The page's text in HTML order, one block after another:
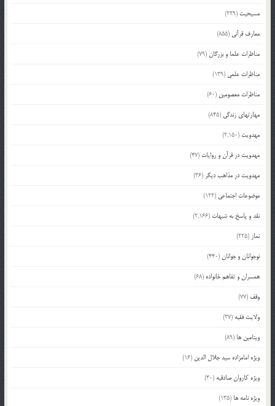
مسیحیت (229)
معارف قرآنی (855)
مناظرات علما و بزرگان (79)
مناظرات علمی (139)
مناظرات معصومین (60)
مهارتهای زندگی (845)
مهدویت (2,150)
مهدویت در قرآن و روایات (47)
مهدویت در مذاهب دیگر (36)
موضوعات اجتماعی (122)
نقد و پاسخ به شبهات (2,166)
نماز (225)
نوجوانان و جوانان (440)
همسران و تفاهم خانواده (68)
وقف (77)
ولایت فقیه (37)
ویتامین ها (89)
ویژه امامزاده سید جلال الدین (16)
ویژه کاروان صادقیه (30)
ویژه نامه ها (135)